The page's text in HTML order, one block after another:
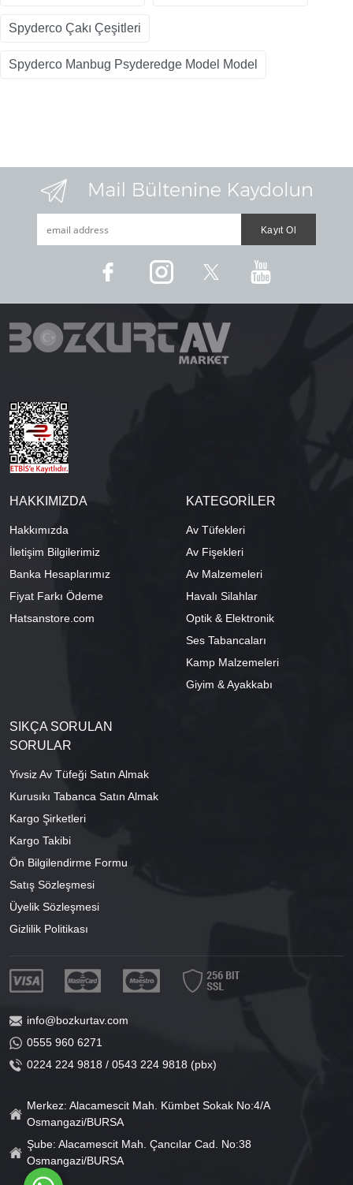
Spyderco Çakı Çeşitleri
Spyderco Manbug Psyderedge Model Model
HAKKIMIZDA
Hakkımızda
İletişim Bilgilerimiz
Banka Hesaplarımız
Fiyat Farkı Ödeme
Hatsanstore.com
KATEGORİLER
Av Tüfekleri
Av Fişekleri
Av Malzemeleri
Havalı Silahlar
Optik & Elektronik
Ses Tabancaları
Kamp Malzemeleri
Giyim & Ayakkabı
SIKÇA SORULAN
SORULAR
Yivsiz Av Tüfeği Satın Almak
Kurusıkı Tabanca Satın Almak
Kargo Şirketleri
Kargo Takibi
Ön Bilgilendirme Formu
Satış Sözleşmesi
Üyelik Sözleşmesi
Gizlilik Politikası
info@bozkurtav.com
0555 960 6271
0224 224 9818 / 0543 224 9818 (pbx)
Merkez: Alacamescit Mah. Kümbet Sokak No:4/A
Osmangazi/BURSA
Şube: Alacamescit Mah. Çancılar Cad. No:38
Osmangazi/BURSA